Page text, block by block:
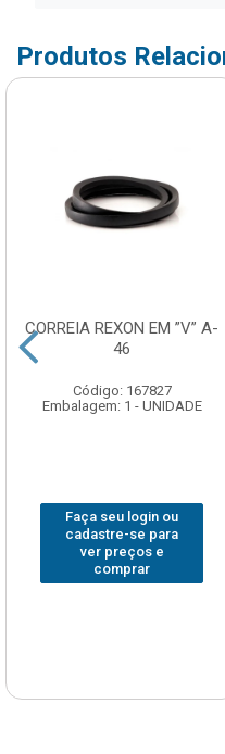
Produtos
CORREIA REXON EM ”V” A-
46
Código: 167827
Embalagem: 1 - UNIDADE
Faça seu login ou
cadastre-se para
ver preços e
comprar